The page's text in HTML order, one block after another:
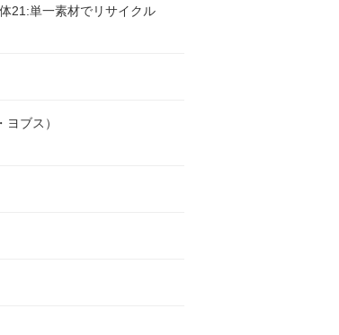
21:単一素材でリサイクル
ブス）